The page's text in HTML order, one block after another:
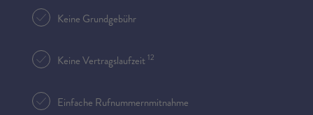
Keine Grundgebühr
Keine Vertragslaufzeit12
Einfache Rufnummernmitnahme